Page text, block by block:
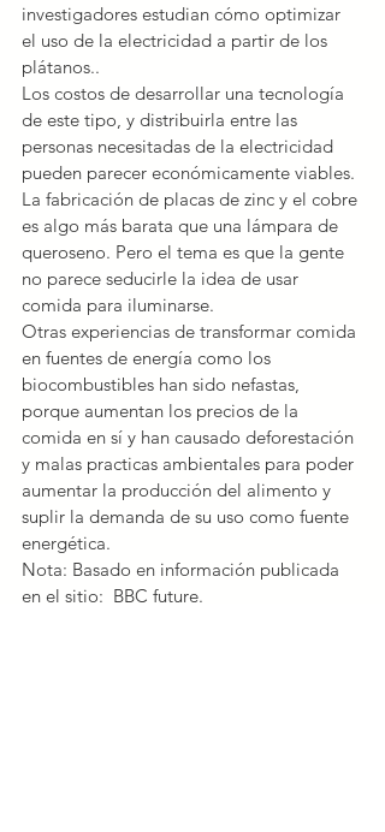
investigadores estudian cómo optimizar
el uso de la electricidad a partir de los
plátanos..
Los costos de desarrollar una tecnología
de este tipo, y distribuirla entre las
personas necesitadas de la electricidad
pueden parecer económicamente viables.
La fabricación de placas de zinc y el cobre
es algo más barata que una lámpara de
queroseno. Pero el tema es que la gente
no parece seducirle la idea de usar
comida para iluminarse.
Otras experiencias de transformar comida
en fuentes de energía como los
biocombustibles han sido nefastas,
porque aumentan los precios de la
comida en sí y han causado deforestación
y malas practicas ambientales para poder
aumentar la producción del alimento y
suplir la demanda de su uso como fuente
energética.
Nota: Basado en información publicada
en el sitio:  BBC future.